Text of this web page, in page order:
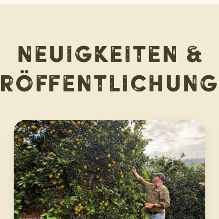
Neuigkeiten &